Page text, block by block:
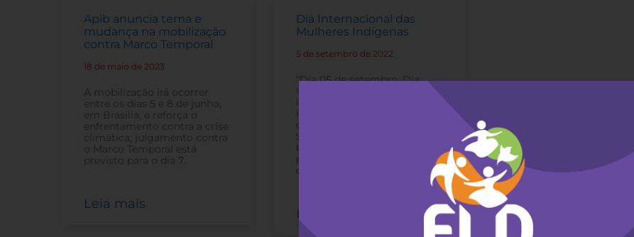
Apib anuncia tema e
mudança na mobilização
contra Marco Temporal
18 de maio de 2023
A mobilização irá ocorrer
entre os dias 5 e 8 de junho,
em Brasília, e reforça o
enfrentamento contra a crise
climática; julgamento contra
o Marco Temporal está
previsto para o dia 7.
Leia mais
Dia Internacional das
Mulheres Indígenas
5 de setembro de 2022
“Dia 05 de setembro, Dia
dizer para a humanidade.
Somos as primeiras
brasileiras e estamos
preocupadas com a
continuidade da vida.”
Leia mais